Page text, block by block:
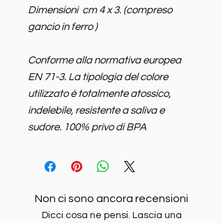
Dimensioni cm 4 x 3. (compreso
gancio in ferro )
Conforme alla normativa europea
EN 71-3. La tipologia del colore
utilizzato è totalmente atossico,
indelebile, resistente a saliva e
sudore. 100% privo di BPA
Non ci sono ancora recensioni
Dicci cosa ne pensi. Lascia una